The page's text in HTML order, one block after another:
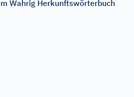
Wahrig Herkunftswörterbuch